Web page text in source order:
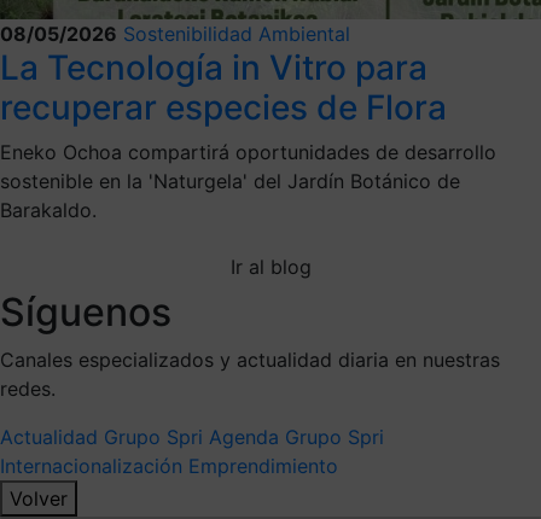
08/05/2026 Sostenibilidad Ambiental
La Tecnología in Vitro para
recuperar especies de Flora
Eneko Ochoa compartirá oportunidades de desarrollo
sostenible en la 'Naturgela' del Jardín Botánico de
Barakaldo.
Ir al blog
Síguenos
Canales especializados y actualidad diaria en nuestras
redes.
Actualidad Grupo Spri Agenda Grupo Spri
Internacionalización Emprendimiento
Volver